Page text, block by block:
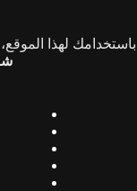
باستخدامك لهذا